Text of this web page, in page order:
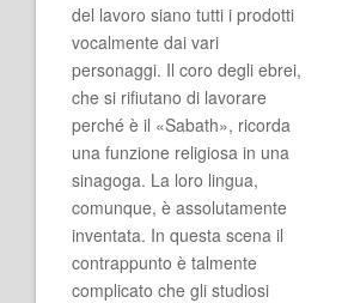
del lavoro siano tutti i prodotti
vocalmente dai vari
personaggi. Il coro degli ebrei,
che si rifiutano di lavorare
perché è il «Sabath», ricorda
una funzione religiosa in una
sinagoga. La loro lingua,
comunque, è assolutamente
inventata. In questa scena il
contrappunto è talmente
complicato che gli studiosi